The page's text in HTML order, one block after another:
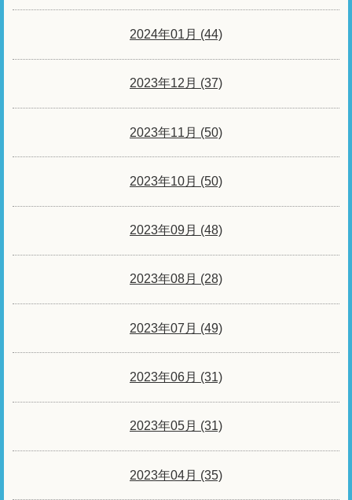
2024年01月 (44)
2023年12月 (37)
2023年11月 (50)
2023年10月 (50)
2023年09月 (48)
2023年08月 (28)
2023年07月 (49)
2023年06月 (31)
2023年05月 (31)
2023年04月 (35)